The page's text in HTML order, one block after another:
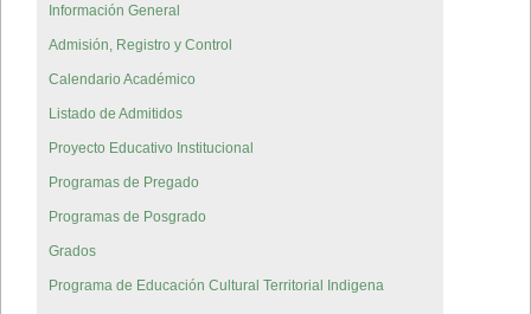
Información General
Admisión, Registro y Control
Calendario Académico
Listado de Admitidos
Proyecto Educativo Institucional
Programas de Pregado
Programas de Posgrado
Grados
Programa de Educación Cultural Territorial Indigena